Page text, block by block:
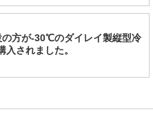
方が-30℃のダイレイ製縦型冷
されました。